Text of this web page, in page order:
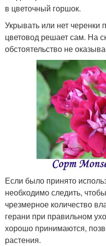
в цветочный горшок.
Укрывать или нет
цветовод решает сам. На
обстоятельство не
Если было принято
необходимо следить,
чрезмерное количество
герани при правильном
хорошо принимаются,
растения.